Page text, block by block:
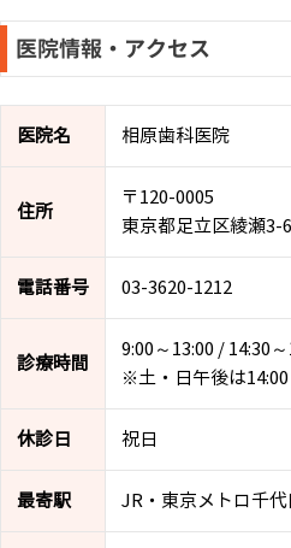
医院情報・アクセス
医院名 相原歯科医院
住所
〒120-0005
東京都足立区綾瀬3-
電話番号 03-3620-1212
診療時間
9:00～13:00 / 14:30
※土・日午後は14:00
休診日 祝日
最寄駅 JR・東京メトロ千